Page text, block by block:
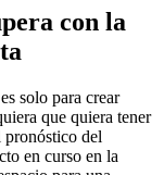
con la
solo para crear
que quiera tener
pronóstico del
en curso en la